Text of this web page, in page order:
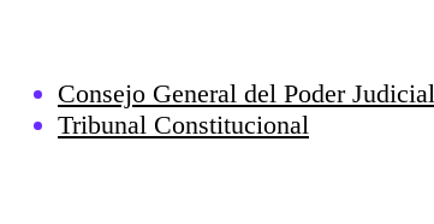
Consejo General del Poder Judicial
Tribunal Constitucional